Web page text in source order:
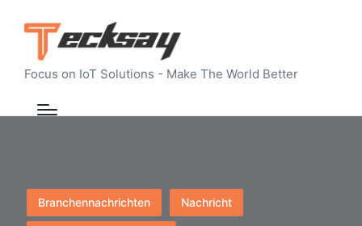
Focus on IoT Solutions - Make The World Better
Posted
in
Branchennachrichten Nachricht